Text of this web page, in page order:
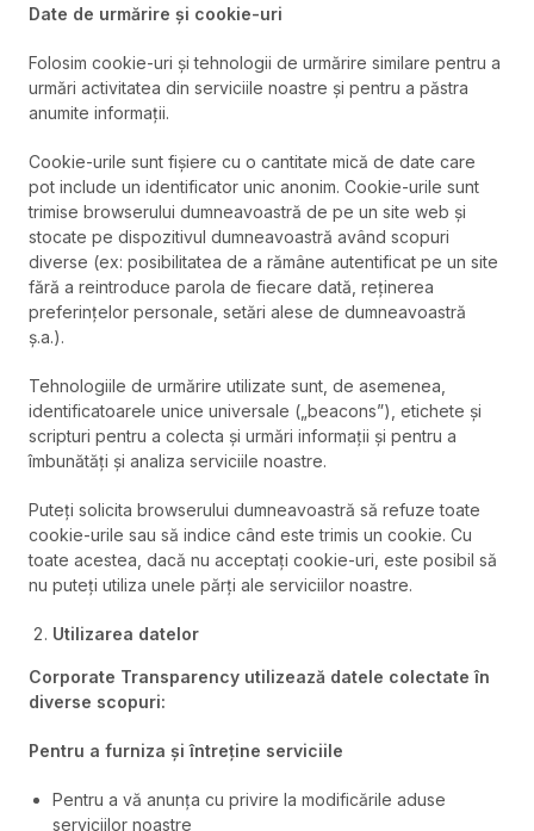
Date de urmărire și cookie-uri
Folosim cookie-uri și tehnologii de urmărire similare pentru a
urmări activitatea din serviciile noastre și pentru a păstra
anumite informații.
Cookie-urile sunt fișiere cu o cantitate mică de date care
pot include un identificator unic anonim. Cookie-urile sunt
trimise browserului dumneavoastră de pe un site web și
stocate pe dispozitivul dumneavoastră având scopuri
diverse (ex: posibilitatea de a rămâne autentificat pe un site
fără a reintroduce parola de fiecare dată, reținerea
preferințelor personale, setări alese de dumneavoastră
ș.a.).
Tehnologiile de urmărire utilizate sunt, de asemenea,
identificatoarele unice universale („beacons”), etichete și
scripturi pentru a colecta și urmări informații și pentru a
îmbunătăți și analiza serviciile noastre.
Puteți solicita browserului dumneavoastră să refuze toate
cookie-urile sau să indice când este trimis un cookie. Cu
toate acestea, dacă nu acceptați cookie-uri, este posibil să
nu puteți utiliza unele părți ale serviciilor noastre.
Utilizarea datelor
Corporate Transparency utilizează datele colectate în
diverse scopuri:
Pentru a furniza și întreține serviciile
Pentru a vă anunța cu privire la modificările aduse
serviciilor noastre